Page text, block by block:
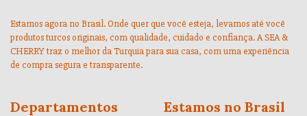
Estamos agora no Brasil. Onde quer que você esteja, levamos até você
produtos turcos originais, com qualidade, cuidado e confiança. A SEA &
CHERRY traz o melhor da Turquia para sua casa, com uma experiência
de compra segura e transparente.
Departamentos Estamos no Brasil